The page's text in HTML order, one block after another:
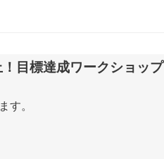
目標達成ワークショップ
す。